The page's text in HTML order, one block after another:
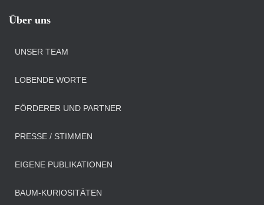
Über uns
UNSER TEAM
LOBENDE WORTE
FÖRDERER UND PARTNER
PRESSE / STIMMEN
EIGENE PUBLIKATIONEN
BAUM-KURIOSITÄTEN